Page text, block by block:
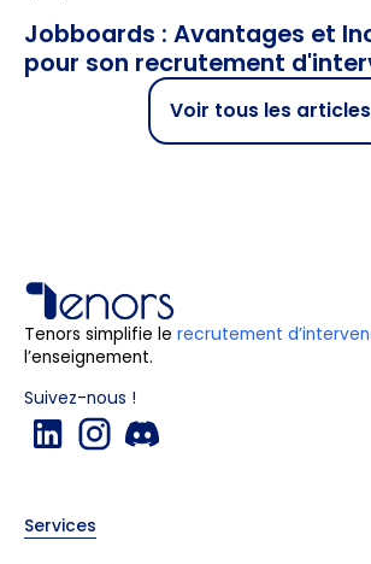
Jobboards : Avantages et
pour son recrutement
Voir tous les articles
Tenors simplifie le recrutement
l’enseignement.
Suivez-nous !
Services